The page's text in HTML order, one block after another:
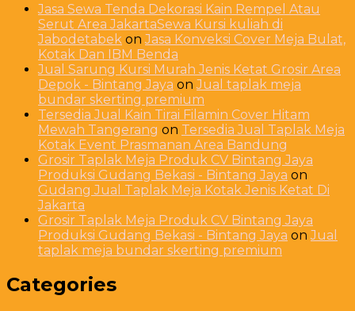
Jasa Sewa Tenda Dekorasi Kain Rempel Atau
Serut Area JakartaSewa Kursi kuliah di
Jabodetabek onJasa Konveksi Cover Meja Bulat,
Kotak Dan IBM Benda
Jual Sarung Kursi Murah Jenis Ketat Grosir Area
Depok - Bintang Jaya onJual taplak meja
bundar skerting premium
Tersedia Jual Kain Tirai Filamin Cover Hitam
Mewah Tangerang on Tersedia Jual Taplak Meja
Kotak Event Prasmanan Area Bandung
Grosir Taplak Meja Produk CV Bintang Jaya
Produksi Gudang Bekasi - Bintang Jaya on
Gudang Jual Taplak Meja Kotak Jenis Ketat Di
Jakarta
Grosir Taplak Meja Produk CV Bintang Jaya
Produksi Gudang Bekasi - Bintang Jaya onJual
taplak meja bundar skerting premium
Categories